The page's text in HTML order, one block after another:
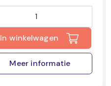
In winkelwagen
Meer informatie